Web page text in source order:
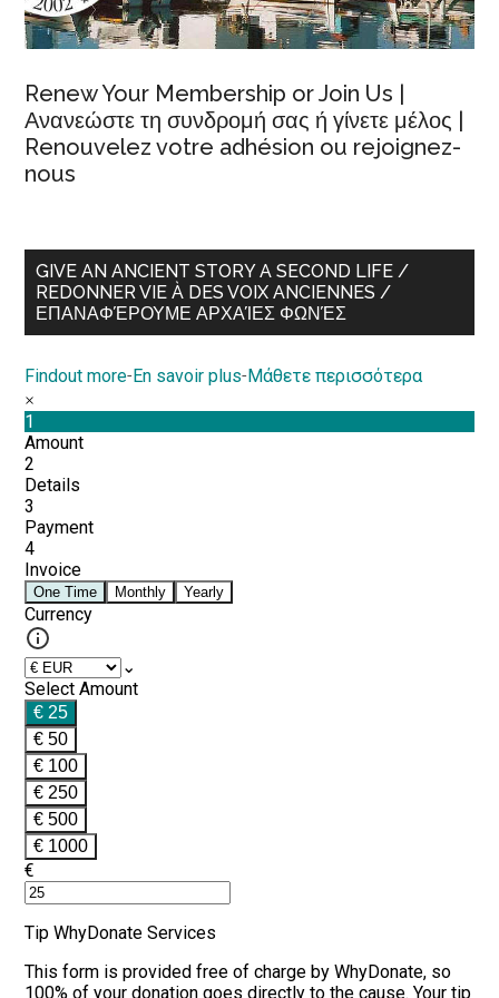
Renew Your Membership or Join Us |
Ανανεώστε τη συνδρομή σας ή γίνετε μέλος |
Renouvelez votre adhésion ou rejoignez-
nous
GIVE AN ANCIENT STORY A SECOND LIFE /
REDONNER VIE À DES VOIX ANCIENNES /
ΕΠΑΝΑΦΈΡΟΥΜΕ ΑΡΧΑΊΕΣ ΦΩΝΈΣ
Findout more-En savoir plus-Μάθετε περισσότερα